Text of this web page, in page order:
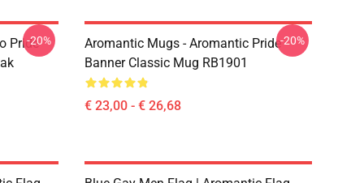
Pride-20%
Aromantic Mugs - Aromantic Pride
Banner Classic Mug RB1901
€ 23,00 - € 26,68
-20%